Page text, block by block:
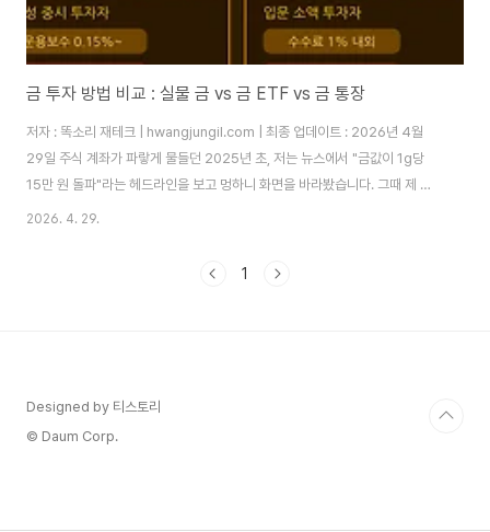
금 투자 방법 비교 : 실물 금 vs 금 ETF vs 금 통장
저자 : 똑소리 재테크 | hwangjungil.com | 최종 업데이트 : 2026년 4월
29일 주식 계좌가 파랗게 물들던 2025년 초, 저는 뉴스에서 "금값이 1g당
15만 원 돌파"라는 헤드라인을 보고 멍하니 화면을 바라봤습니다. 그때 제 포
트폴리오에 금은 단 한 톨도 없었거든요. 투자 포트폴리오에 금을 담으라는 말
니다. 그래서 직접 발로 뛰면서 실물 금부터 금 ETF, 금 통장, KRX 금시장까지
2026. 4. 29.
1
Designed by 티스토리
© Daum Corp.